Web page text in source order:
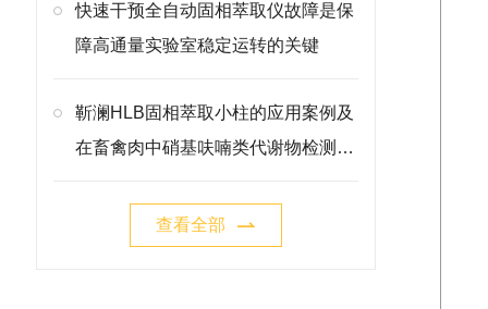
快速干预全自动固相萃取仪故障是保
障高通量实验室稳定运转的关键
靳澜HLB固相萃取小柱的应用案例及
在畜禽肉中硝基呋喃类代谢物检测中
查看全部